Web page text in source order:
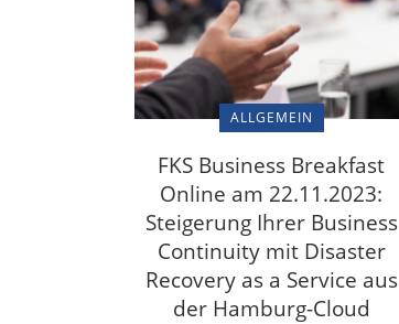
ALLGEMEIN
FKS Business Breakfast
Online am 22.11.2023:
Steigerung Ihrer Business
Continuity mit Disaster
Recovery as a Service aus
der Hamburg-Cloud